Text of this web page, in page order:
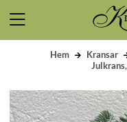
Hem Kransar